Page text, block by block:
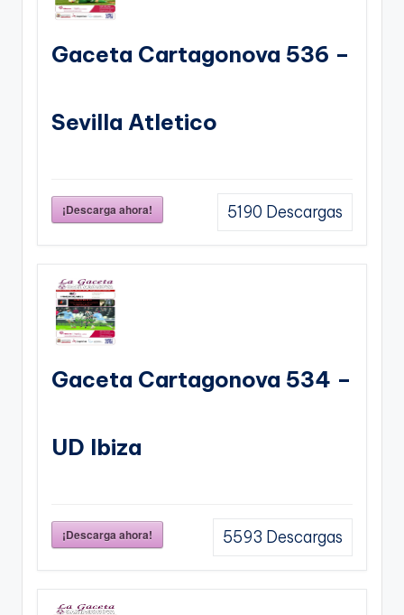
Gaceta Cartagonova 536 –
Sevilla Atletico
¡Descarga ahora! 5190 Descargas
Gaceta Cartagonova 534 –
UD Ibiza
¡Descarga ahora! 5593 Descargas